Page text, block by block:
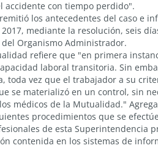
accidente con tiempo perdido".
los antecedentes del caso e
mediante la resolución, seis
Organismo Administrador.
refiere que "en primera
laboral transitoria. Sin
toda vez que el trabajador a su
se materializó en un control, sin
médicos de la Mutualidad."
procedimientos que se
de esta Superintendencia
contenida en los sistemas de